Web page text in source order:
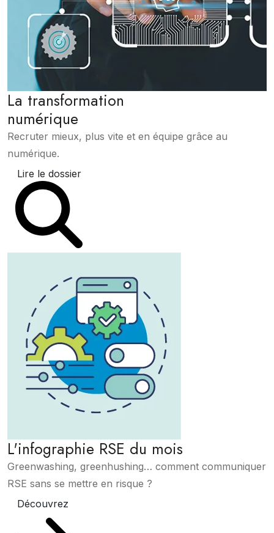
La transformation
numérique
Recruter mieux, plus vite et en équipe grâce au
numérique.
Lire le dossier
L'infographie RSE du mois
Greenwashing, greenhushing… comment communiquer
RSE sans se mettre en risque ?
Découvrez